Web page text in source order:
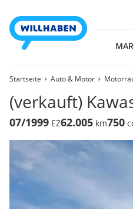
Startseite Auto & Motor
(verkauft)
07/1999 EZ62.005 km750